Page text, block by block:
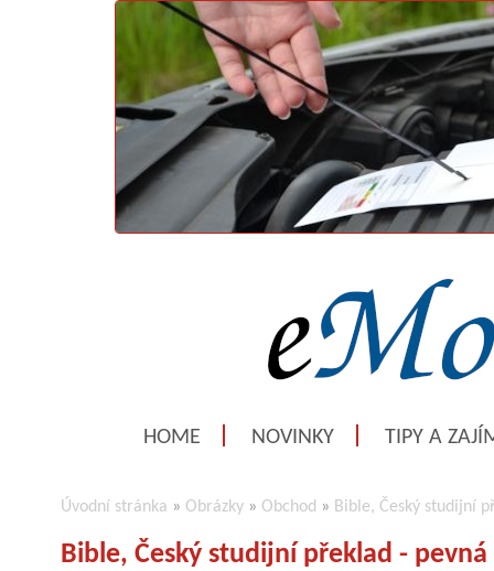
HOME NOVINKY TIPY A
Úvodní stránka » Obrázky » Obchod » Bible, Český studijní
Bible, Český studijní překlad - pevná